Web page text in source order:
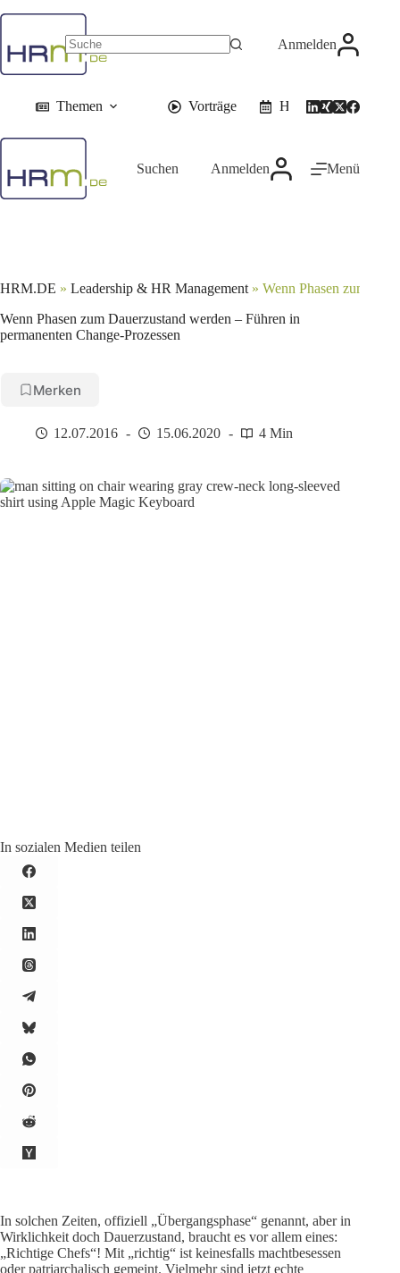
Inhalt
Anmelden
Themen Vorträge HR-Events
Suchen Anmelden Menü
HRM.DE » Leadership & HR Management » Wenn Phasen zum
Wenn Phasen zum Dauerzustand werden – Führen in
permanenten Change-Prozessen
Merken
12.07.2016 15.06.2020 4 Min
In sozialen Medien teilen
In solchen Zeiten, offiziell „Übergangsphase“ genannt, aber in
Wirklichkeit doch Dauerzustand, braucht es vor allem eines:
„Richtige Chefs“! Mit „richtig“ ist keinesfalls machtbesessen
oder patriarchalisch gemeint. Vielmehr sind jetzt echte